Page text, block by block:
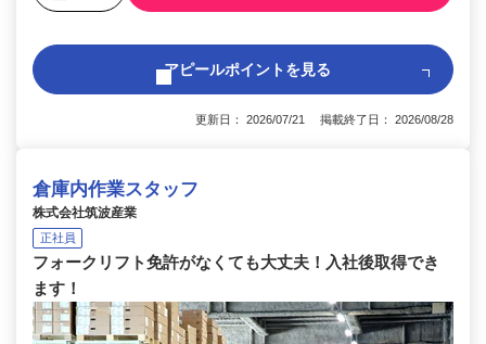
アピールポイントを見る
更新日： 2026/07/21 掲載終了日： 2026/08/28
倉庫内作業スタッフ
株式会社筑波産業
正社員
フォークリフト免許がなくても大丈夫！入社後取得でき
ます！